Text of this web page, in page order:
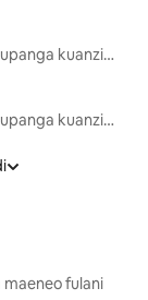
Nyumba za kupanga kuanzia mwezi mmoja
Nyumba za kupanga kuanzia mwezi mmoja
fulani